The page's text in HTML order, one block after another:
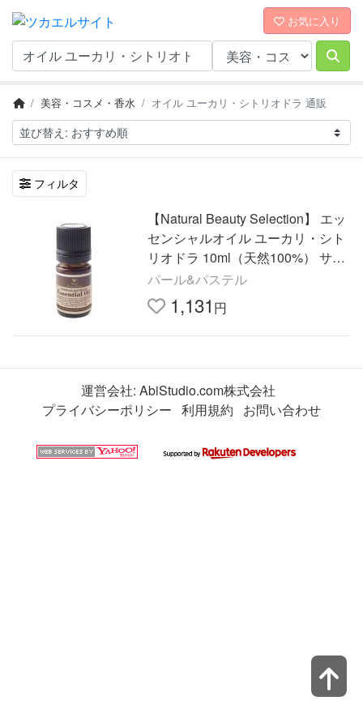
お気に入り
美容・コスメ・香水 オイル ユーカリ・シトリオドラ 通販
フィルタ
【Natural Beauty Selection】 エッ
センシャルオイル ユーカリ・シト
リオドラ 10ml（天然100%） サロ
ン専売品 プロ用
パール&パステル
1,131 円
運営会社: AbiStudio.com株式会社
プライバシーポリシー 利用規約 お問い合わせ